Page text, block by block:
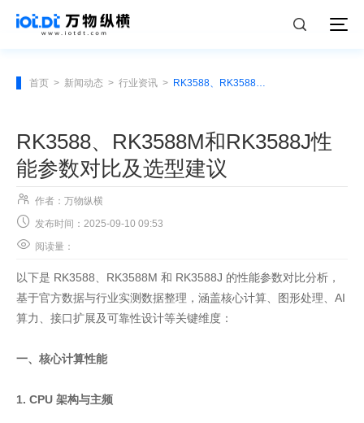
首页 > 新闻动态 > 行业资讯 > RK3588、RK3588M和RK3588J性能参数对比及选型建议
RK3588、RK3588M和RK3588J性
能参数对比及选型建议
 作者：万物纵横
 发布时间：2025-09-10 09:53
 阅读量：
以下是 RK3588、RK3588M 和 RK3588J 的性能参数对比分析，
基于官方数据与行业实测数据整理，涵盖核心计算、图形处理、AI
算力、接口扩展及可靠性设计等关键维度：
一、核心计算性能
1. CPU 架构与主频